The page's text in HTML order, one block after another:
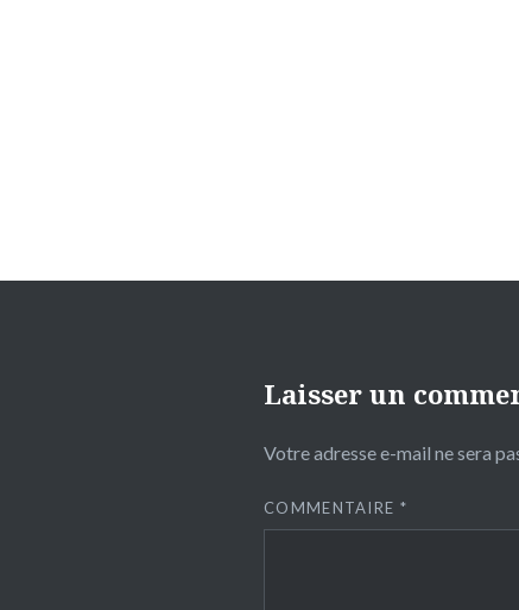
Laisser un
Votre adresse e-mail ne sera
COMMENTAIRE *